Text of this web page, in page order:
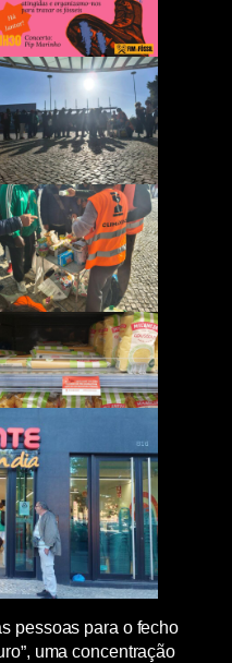
pessoas para o fecho
uma concentração